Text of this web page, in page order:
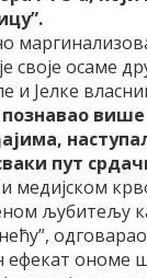
своје осаме
и Јелке
више
пут
медијском
љубитељу
ономе